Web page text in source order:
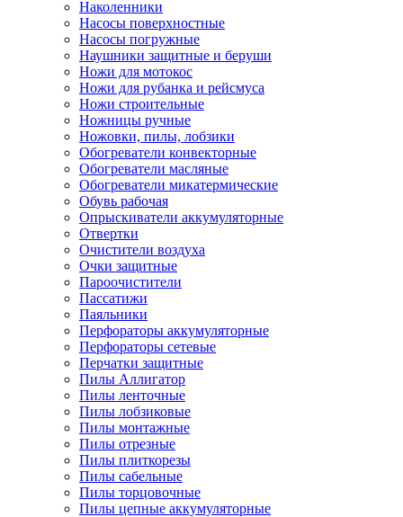
Наколенники
Насосы поверхностные
Насосы погружные
Наушники защитные и беруши
Ножи для мотокос
Ножи для рубанка и рейсмуса
Ножи строительные
Ножницы ручные
Ножовки, пилы, лобзики
Обогреватели конвекторные
Обогреватели масляные
Обогреватели микатермические
Обувь рабочая
Опрыскиватели аккумуляторные
Отвертки
Очистители воздуха
Очки защитные
Пароочистители
Пассатижи
Паяльники
Перфораторы аккумуляторные
Перфораторы сетевые
Перчатки защитные
Пилы Аллигатор
Пилы ленточные
Пилы лобзиковые
Пилы монтажные
Пилы отрезные
Пилы плиткорезы
Пилы сабельные
Пилы торцовочные
Пилы цепные аккумуляторные